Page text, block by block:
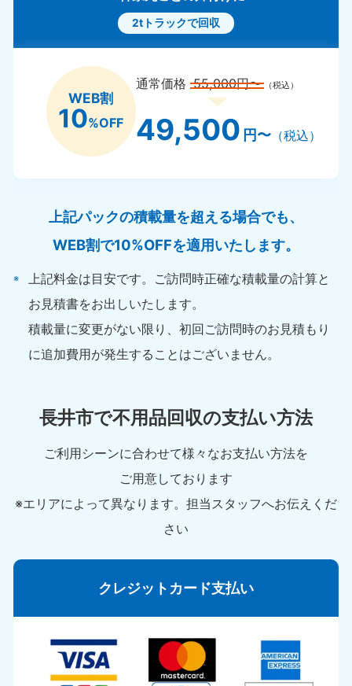
2tトラックで回収
WEB割
10%OFF
通常価格55,000円〜 （税込）
49,500 円〜（税込）
上記パックの積載量を超える場合でも、
WEB割で10%OFFを適用いたします。
上記料金は目安です。ご訪問時正確な積載量の計算と
お見積書をお出しいたします。
積載量に変更がない限り、初回ご訪問時のお見積もり
に追加費用が発生することはございません。
長井市で不用品回収の支払い方法
ご利用シーンに合わせて様々なお支払い方法を
ご用意しております
※エリアによって異なります。担当スタッフへお伝えくだ
さい
クレジットカード支払い